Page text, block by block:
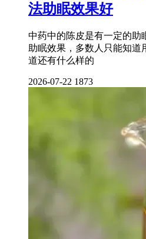
法助眠效果好
中药中的陈皮是有一定的助
助眠效果，多数人只能知道
道还有什么样的
2026-07-22 1873